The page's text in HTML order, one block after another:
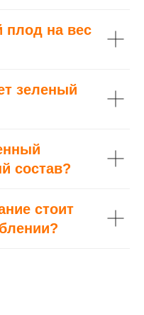
плод на вес
зеленый
состав?
стоит